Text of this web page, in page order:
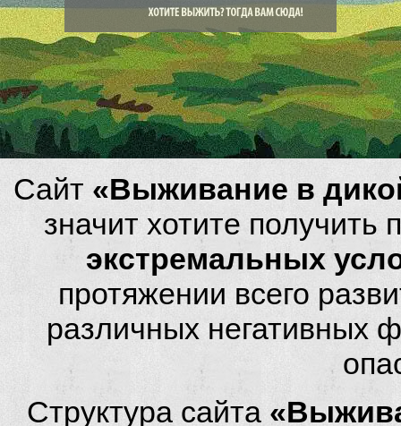
Сайт «Выживание в
значит хотите
экстремальных
протяжении всего
различных негативных
Структура сайта